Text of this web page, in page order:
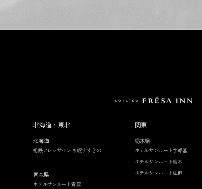
北海道・東北
北海道
相鉄フレッサイン 札幌すすきの
青森県
ホテルサンルート青森
関東
栃木県
ホテルサンルート宇都宮
ホテルサンルート栃木
ホテルサンルート佐野